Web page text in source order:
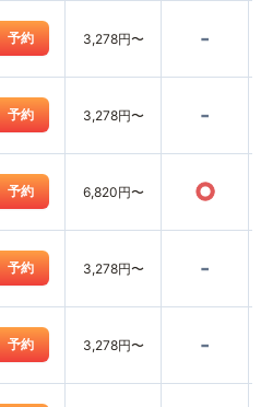
予約 3,278円〜 -
予約 3,278円〜 -
予約 6,820円〜 ○
予約 3,278円〜 -
予約 3,278円〜 -